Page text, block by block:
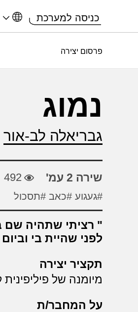
כניסה למערכת
פרסום יצירה
נמוג
גבריאלה לב-אור
שירה 2 עמ' 492
#געגוע #כאב #תסכול
רציתי שתהיה שם
לפני שהיית בי
תקציר יצירה
מיומנה של
על המחבר/ת